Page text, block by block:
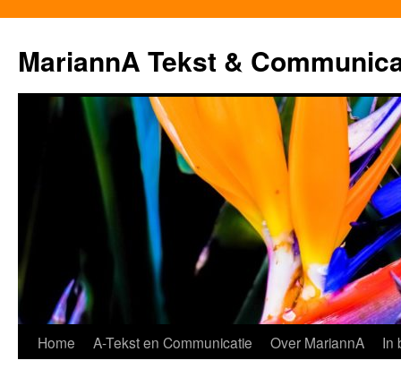
MariannA Tekst &
GaHome A-Tekst en Communicatie Over MariannA In